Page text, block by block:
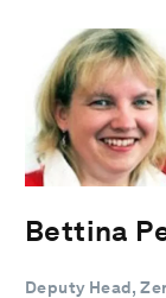
Bettina
Deputy Head,